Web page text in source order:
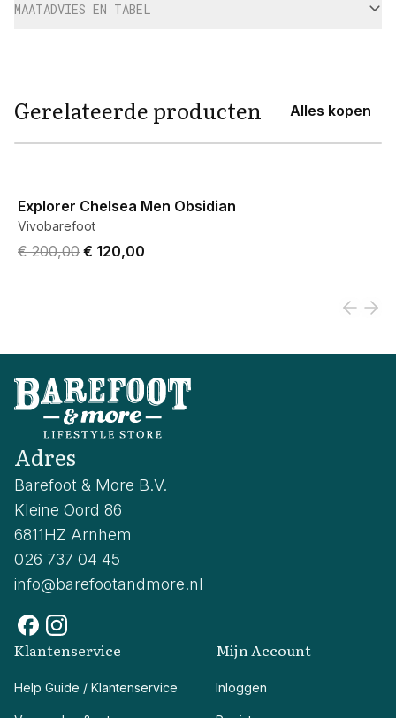
MAATADVIES EN TABEL
Gerelateerde producten Alles kopen
Explorer Chelsea Men Obsidian
Vivobarefoot
Original price was € 200,00.
€ 200,00 Current price is € 120,00.
€ 120,00
Adres
Barefoot & More B.V.
Kleine Oord 86
6811HZ Arnhem
026 737 04 45
info@barefootandmore.nl
Klantenservice
Help Guide / Klantenservice
Mijn Account
Inloggen